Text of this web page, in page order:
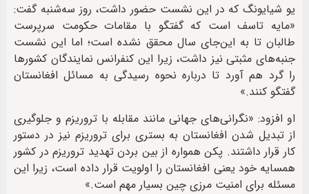
یو شیایونگ که در این نشست حضور داشت، روز سه‌شنبه گفت:
«مایه تاسف است که گفتگو با مقامات حکومت سرپرست
طالبان تا به این‌جای سال محقق نشده است؛ اما این نشست
جنبه‌های مثبتی نیز داشت، زیرا این کنفرانس نمایندگان کشورها
را گرد هم آورد تا درباره نحوه رسیدگی به مسائل افغانستان
گفتگو کنند.»
او افزود: «نگرانی‌های جهانی مانند مقابله با تروریزم و جلوگیری
از تبدیل شدن افغانستان به بستری برای تروریزم نیز در دستور
کار قرار داشتند. پکن همواره از بین بردن تهدید تروریزم در کشور
همسایه خود یعنی افغانستان را اولویت قرار داده است، زیرا این
مسئله برای امنیت مرزی چین بسیار مهم است.»